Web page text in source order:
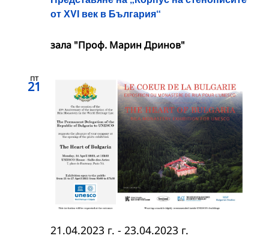
от ХVІ век в България“
зала "Проф. Марин Дринов"
пт
21
21.04.2023 г. - 23.04.2023 г.